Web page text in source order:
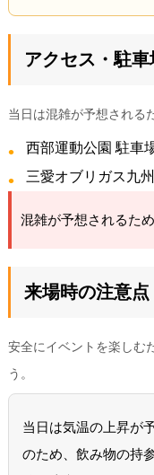
アクセス・駐車
当日は混雑が予想される
西部運動公園 駐車
三愛オブリガス九
混雑が予想されるた
来場時の注意点
安全にイベントを楽しむ
う。
当日は気温の上昇が
のため、飲み物の持